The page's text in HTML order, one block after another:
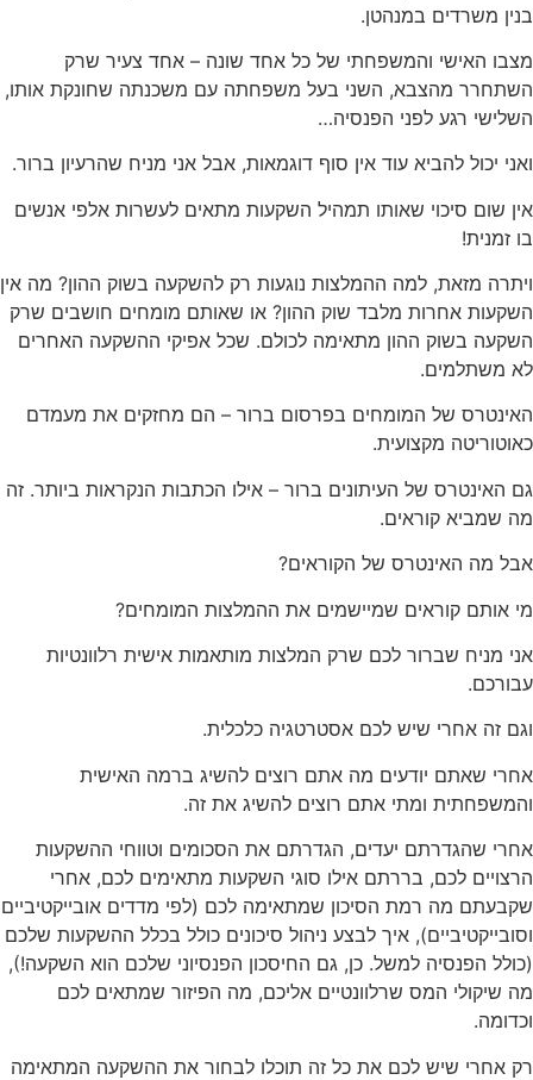
בנין משרדים במנהטן.
מצבו האישי והמשפחתי של כל אחד שונה – אחד צעיר שרק
השתחרר מהצבא, השני בעל משפחתה עם משכנתה שחונקת אותו,
השלישי רגע לפני הפנסיה…
ואני יכול להביא עוד אין סוף דוגמאות, אבל אני מניח שהרעיון ברור.
אין שום סיכוי שאותו תמהיל השקעות מתאים לעשרות אלפי אנשים
בו זמנית!
ויתרה מזאת, למה ההמלצות נוגעות רק להשקעה בשוק ההון? מה אין
השקעות אחרות מלבד שוק ההון? או שאותם מומחים חושבים שרק
השקעה בשוק ההון מתאימה לכולם. שכל אפיקי ההשקעה האחרים
לא משתלמים.
האינטרס של המומחים בפרסום ברור – הם מחזקים את מעמדם
כאוטוריטה מקצועית.
גם האינטרס של העיתונים ברור – אילו הכתבות הנקראות ביותר. זה
מה שמביא קוראים.
אבל מה האינטרס של הקוראים?
מי אותם קוראים שמיישמים את ההמלצות המומחים?
אני מניח שברור לכם שרק המלצות מותאמות אישית רלוונטיות
עבורכם.
וגם זה אחרי שיש לכם אסטרטגיה כלכלית.
אחרי שאתם יודעים מה אתם רוצים להשיג ברמה האישית
והמשפחתית ומתי אתם רוצים להשיג את זה.
אחרי שהגדרתם יעדים, הגדרתם את הסכומים וטווחי ההשקעות
הרצויים לכם, בררתם אילו סוגי השקעות מתאימים לכם, אחרי
שקבעתם מה רמת הסיכון שמתאימה לכם (לפי מדדים אובייקטיביים
וסובייקטיביים), איך לבצע ניהול סיכונים כולל בכלל ההשקעות שלכם
(כולל הפנסיה למשל. כן, גם החיסכון הפנסיוני שלכם הוא השקעה!),
מה שיקולי המס שרלוונטיים אליכם, מה הפיזור שמתאים לכם
וכדומה.
רק אחרי שיש לכם את כל זה תוכלו לבחור את ההשקעה המתאימה